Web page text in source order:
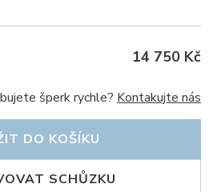
14 750 Kč
šperk rychle? Kontakujte nás
SCHŮZKU
DO KOŠÍKU